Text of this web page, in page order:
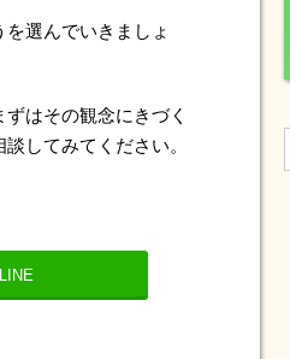
選んでいきましょ
はその観念にきづく
してみてください。
LINE